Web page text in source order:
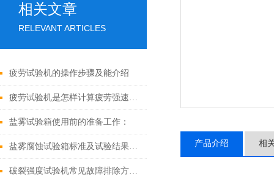
相关文章
RELEVANT ARTICLES
疲劳试验机的操作步骤及能介绍
疲劳试验机是怎样计算疲劳强速的呢
盐雾试验箱使用前的准备工作：
盐雾腐蚀试验箱标准及试验结果如何判定
破裂强度试验机常见故障排除方法：
产品介绍 相